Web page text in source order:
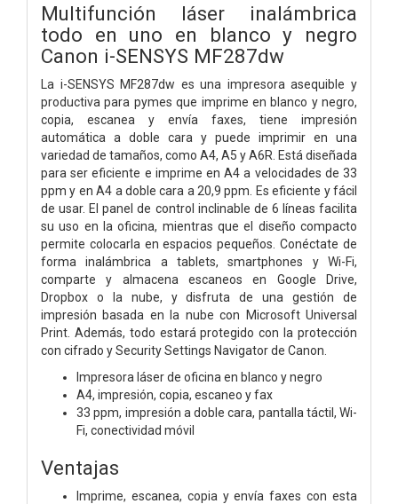
Multifunción láser inalámbrica
todo en uno en blanco y negro
Canon i-SENSYS MF287dw
La i-SENSYS MF287dw es una impresora asequible y
productiva para pymes que imprime en blanco y negro,
copia, escanea y envía faxes, tiene impresión
automática a doble cara y puede imprimir en una
variedad de tamaños, como A4, A5 y A6R. Está diseñada
para ser eficiente e imprime en A4 a velocidades de 33
ppm y en A4 a doble cara a 20,9 ppm. Es eficiente y fácil
de usar. El panel de control inclinable de 6 líneas facilita
su uso en la oficina, mientras que el diseño compacto
permite colocarla en espacios pequeños. Conéctate de
forma inalámbrica a tablets, smartphones y Wi-Fi,
comparte y almacena escaneos en Google Drive,
Dropbox o la nube, y disfruta de una gestión de
impresión basada en la nube con Microsoft Universal
Print. Además, todo estará protegido con la protección
con cifrado y Security Settings Navigator de Canon.
mpresora láser de oficina en blanco y negro
A4, impresión, copia, escaneo y fax
33 ppm, impresión a doble cara, pantalla táctil, Wi-
Fi, conectividad móvil
Ventajas
Imprime, escanea, copia y envía faxes con esta